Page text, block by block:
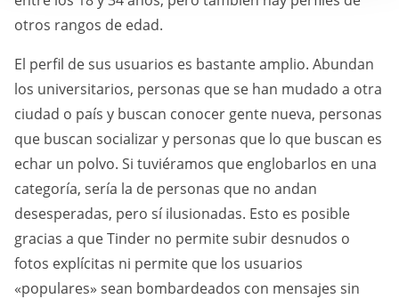
otros rangos de edad.
El perfil de sus usuarios es bastante amplio. Abundan
los universitarios, personas que se han mudado a otra
ciudad o país y buscan conocer gente nueva, personas
que buscan socializar y personas que lo que buscan es
echar un polvo. Si tuviéramos que englobarlos en una
categoría, sería la de personas que no andan
desesperadas, pero sí ilusionadas. Esto es posible
gracias a que Tinder no permite subir desnudos o
fotos explícitas ni permite que los usuarios
«populares» sean bombardeados con mensajes sin